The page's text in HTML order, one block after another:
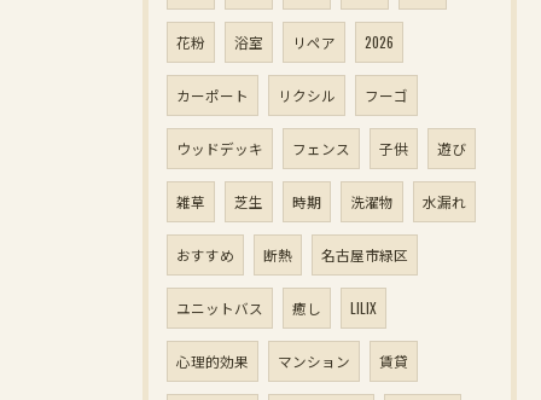
花粉 浴室 リペア 2026
カーポート リクシル フーゴ
ウッドデッキ フェンス 子供 遊び
雑草 芝生 時期 洗濯物 水漏れ
おすすめ 断熱 名古屋市緑区
ユニットバス 癒し LILIX
心理的効果 マンション 賃貸